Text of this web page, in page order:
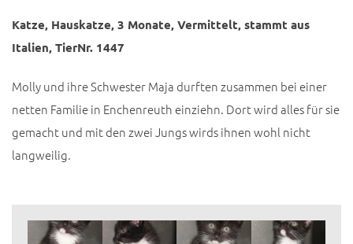
Katze, Hauskatze, 3 Monate, Vermittelt, stammt aus
Italien, TierNr. 1447
Molly und ihre Schwester Maja durften zusammen bei einer
netten Familie in Enchenreuth einziehn. Dort wird alles für sie
gemacht und mit den zwei Jungs wirds ihnen wohl nicht
langweilig.